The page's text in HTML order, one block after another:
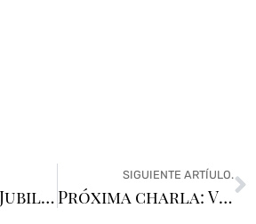
Charla en el Jubilar
SIGUIENTE ARTÍULO.
Próxima charla: Vino, aceite y arte